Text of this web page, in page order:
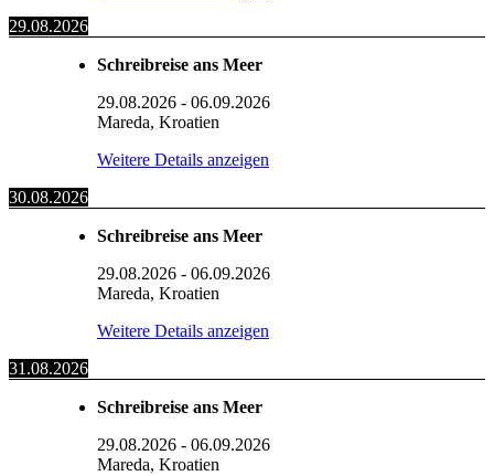
29.08.2026
Schreibreise ans Meer
29.08.2026 - 06.09.2026
Mareda, Kroatien
Weitere Details anzeigen
30.08.2026
Schreibreise ans Meer
29.08.2026 - 06.09.2026
Mareda, Kroatien
Weitere Details anzeigen
31.08.2026
Schreibreise ans Meer
29.08.2026 - 06.09.2026
Mareda, Kroatien